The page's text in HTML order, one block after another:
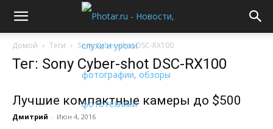
Домой Теги Sony Cyber-shot DSC-RX100
Тег: Sony Cyber-shot DSC-RX100
Лучшие компактные камеры до $500
Дмитрий - Июн 4, 2016